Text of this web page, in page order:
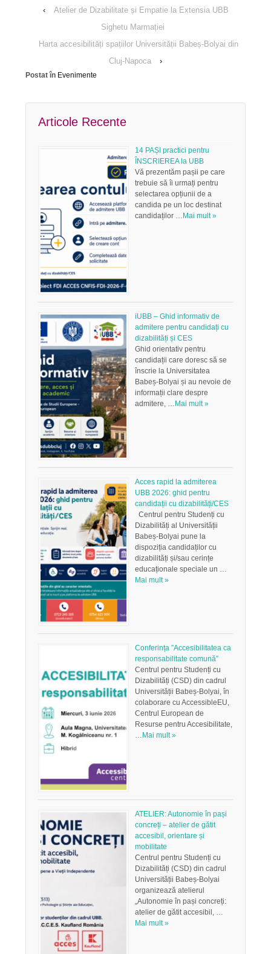
‹
Atelier de Dizabilitate și Empatie la Extensia UBB
Sighetu Marmației
Harta accesibilități spațiilor Universității Babeș-Bolyai din
Cluj-Napoca
›
Postat în Evenimente
Articole Recente
14 PAȘI practici pentru
ÎNSCRIEREA la UBB
Vă prezentăm pașii pe care
trebuie să îi urmați pentru
selectarea opțiunii de a
candida pe un loc destinat
candidaților … Mai mult »
iUBB – Ghid informativ de
admitere pentru candidați cu
dizabilități și CES
Ghid orientativ pentru
candidații care doresc să se
înscrie la Universitatea
Babeș-Bolyai și au nevoie de
informații clare despre
admitere, … Mai mult »
Acces rapid la admiterea
UBB 2026: ghid pentru
candidații cu dizabilități/CES
Centrul pentru Studenți cu
Dizabilități al Universității
Babeș-Bolyai pune la
dispoziția candidaților cu
dizabilități și/sau cerințe
educaționale speciale un …
Mai mult »
Conferința ”Accesibilitatea ca
responsabilitate comună”
Centrul pentru Studenți cu
Dizabilități (CSD) din cadrul
Universității Babeș-Bolyai, în
colaborare cu AccessibleEU,
Centrul European de
Resurse pentru Accesibilitate,
… Mai mult »
ATELIER: Autonomie în pași
concreți – atelier de gătit
accesibil, orientare și
mobilitate
Centrul pentru Studenți cu
Dizabilități (CSD) din cadrul
Universității Babeș-Bolyai
organizează atelierul
„Autonomie în pași concreți:
atelier de gătit accesibil, …
Mai mult »